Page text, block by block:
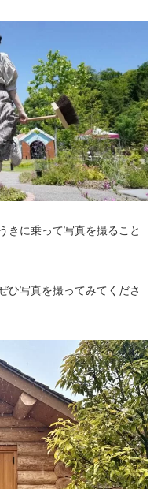
きに乗って写真を撮ること
ひ写真を撮ってみてくださ